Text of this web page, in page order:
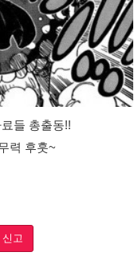
들 총출동!!
력 후훗~
신고